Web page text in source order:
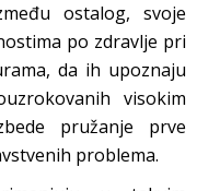
ostalog, svoje
po zdravlje pri
da ih upoznaju
visokim
pružanje prve
problema.